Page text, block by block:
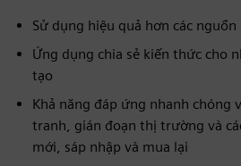
Sử dụng hiệu quả hơn các
Ứng dụng chia sẻ kiến thức cho
tạo
Khả năng đáp ứng nhanh chóng
tranh, gián đoạn thị trường và
mới, sáp nhập và mua lại